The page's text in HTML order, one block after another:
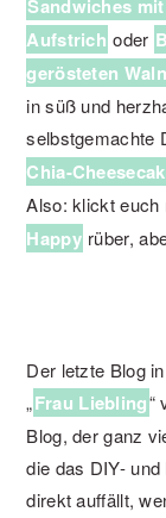
Sandwiches
Aufstrich oder
gerösteten
in süß und
selbstgemachte
Chia-
Also: klickt euch
Happy rüber,
Der letzte Blog
„Frau Liebling“
Blog, der ganz
die das DIY-
direkt auffällt,